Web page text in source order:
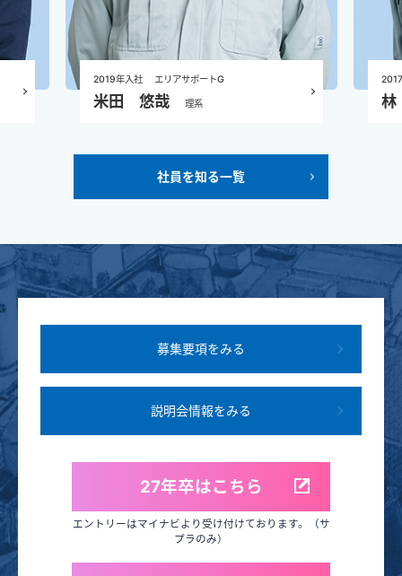
2019年入社 エリアサポートG
米田 悠哉 理系
社員を知る一覧
募集要項をみる
説明会情報をみる
27年卒はこちら
エントリーはマイナビより受け付けております。（サ
プラのみ）